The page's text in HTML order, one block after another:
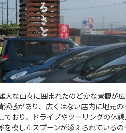
な山々に囲まれたのどかな景観が
感があり、広くはない店内に地元
おり、ドライブやツーリングの休
模したスプーンが添えられている